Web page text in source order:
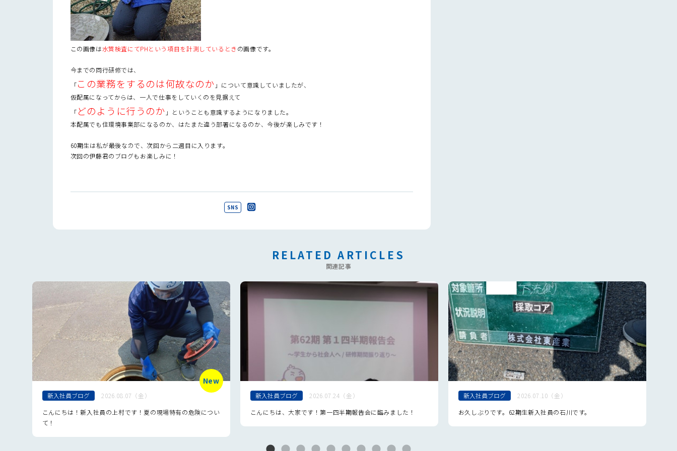
この画像は水質検査にてPHという項目を計測しているとき の画像です。
今までの同行研修では、
「この業務をするのは何故なのか 」について意識していましたが、
仮配属になってからは、一人で仕事をしていくのを見据えて
「 どのように行うのか 」ということも意識するようになりました。
本配属でも住環境事業部になるのか、はたまた違う部署になるのか、今後が楽しみです！
60期生は私が最後なので、次回から二週目に入ります。
次回の伊藤君のブログもお楽しみに！
SNS
RELATED ARTICLES
関連記事
New
新入社員ブログ
2026.08.07（金）
こんにちは！新入社員の上村です！夏の現場特有の危険につい
て！
新入社員ブログ
2026.07.24（金）
こんにちは、大家です！第一四半期報告会に臨みました！
新入社員ブログ
2026.07.10（金）
お久しぶりです。62期生新入社員の石川です。